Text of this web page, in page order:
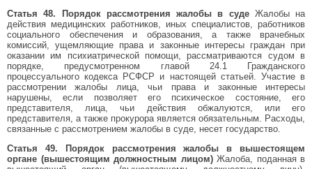
Статья 48. Порядок рассмотрения жалобы в суде Жалобы на
действия медицинских работников, иных специалистов, работников
социального обеспечения и образования, а также врачебных
комиссий, ущемляющие права и законные интересы граждан при
оказании им психиатрической помощи, рассматриваются судом в
порядке, предусмотренном главой 24.1 Гражданского
процессуального кодекса РСФСР и настоящей статьей. Участие в
рассмотрении жалобы лица, чьи права и законные интересы
нарушены, если позволяет его психическое состояние, его
представителя, лица, чьи действия обжалуются, или его
представителя, а также прокурора является обязательным. Расходы,
связанные с рассмотрением жалобы в суде, несет государство.
Статья 49. Порядок рассмотрения жалобы в вышестоящем
органе (вышестоящим должностным лицом) Жалоба, поданная в